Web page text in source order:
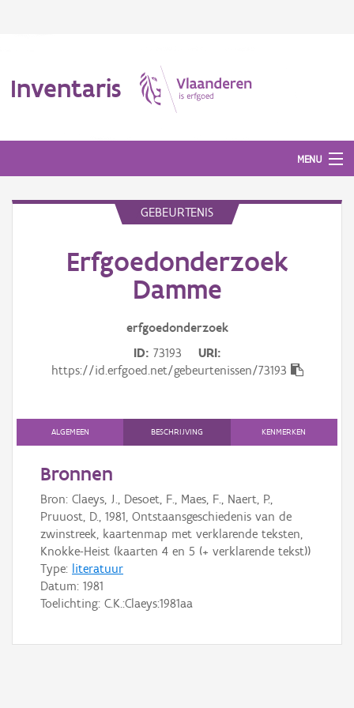
Inventaris
MENU
Aanduidingsobject
Gebeurtenis
Downloads
Hergebruik
Aanmelden
GEBEURTENIS
Erfgoedonderzoek
Damme
erfgoedonderzoek
ID 73193
URI
https://id.erfgoed.net/gebeurtenissen/73193
ALGEMEEN BESCHRIJVING KENMERKEN
Bronnen
Bron: Claeys, J., Desoet, F., Maes, F., Naert, P.,
Pruuost, D., 1981, Ontstaansgeschiedenis van de
zwinstreek, kaartenmap met verklarende teksten,
Knokke-Heist (kaarten 4 en 5 (+ verklarende tekst))
Type: literatuur
Datum: 1981
Toelichting: C.K.:Claeys:1981aa